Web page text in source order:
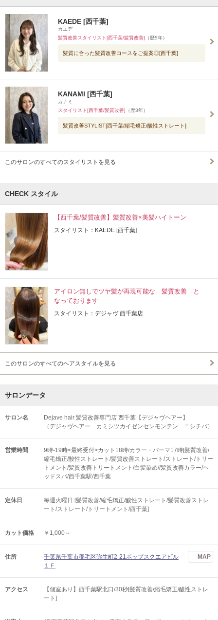
KAEDE [西千葉]
カエデ
髪質改善スタイリスト[西千葉/髪質改善] （歴5年）
髪質に合った髪質改善コースをご提案◎[西千葉]
KANAMI [西千葉]
カナミ
スタイリスト[西千葉/髪質改善] （歴3年）
髪質改善STYLIST[西千葉/縮毛矯正/酸性ストレート]
このサロンのすべてのスタイリストを見る
CHECK スタイル
【西千葉/髪質改善】髪質改善×美髪ハイトーン
スタイリスト：KAEDE [西千葉]
アイロン無しでツヤ髪が再現可能な 髪質改善 と
なっております
スタイリスト：デジャヴ 西千葉店
このサロンのすべてのヘアスタイルを見る
サロンデータ
サロン名
Dejave hair 髪質改善専門店 西千葉【デジャヴヘアー】
（デジャヴヘアー カミシツカイゼンセンモンテン ニシチバ）
営業時間
9時-19時<最終受付>カット18時/カラー・パーマ17時[髪質改善/
縮毛矯正/酸性ストレート/髪質改善ストレート/ストレート/トリー
トメント/髪質改善トリートメント/白髪染め//髪質改善カラー/ヘ
ッドスパ/西千葉駅/西千葉
定休日
毎週火曜日 [髪質改善/縮毛矯正/酸性ストレート/髪質改善ストレ
ート/ストレート/トリートメント/西千葉]
カット価格 ￥1,000～
住所
千葉県千葉市稲毛区弥生町2-21ポップスクエアビル
１Ｆ
MAP
アクセス
【個室あり】西千葉駅北口/30秒[髪質改善/縮毛矯正/酸性ストレ
ート]